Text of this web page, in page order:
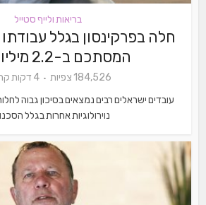
בריאות ולייף סטייל
חלה בפרקינסון בגלל עבודתו
המסתכם ב-2.2 מיליון שקל
184,526 צפיות
4 דקות קריאה
עובדים ישראלים רבים נמצאים בסיכון גבוה
נוירולוגיות אחרות בגלל